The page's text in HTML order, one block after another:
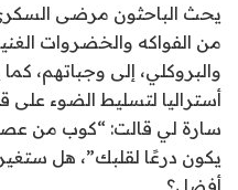
يحث الباحثون مرضى
من الفواكه والخضروات
والبروكلي، إلى وجباتهم،
أستراليا لتسليط الضوء على
سارة لي قالت: “كوب من
يكون درعًا لقلبك”، هل
أفضل؟